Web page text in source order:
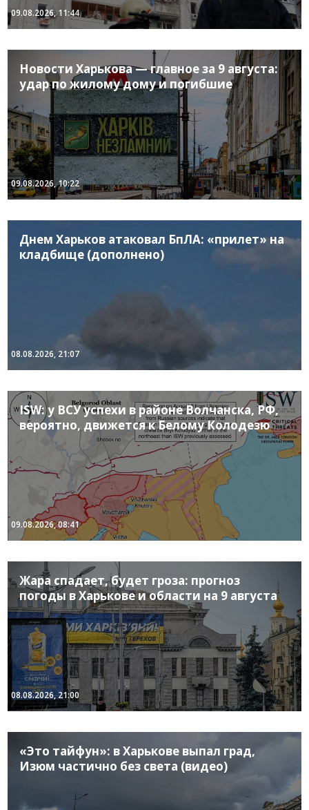
09.08.2026, 11:44
Новости Харькова — главное за 9 августа:
удар по жилому дому и погибшие
09.08.2026, 10:22
Днем Харьков атаковал БпЛА: «прилет» на
кладбище (дополнено)
08.08.2026, 21:07
ISW: у ВСУ успехи в районе Волчанска, РФ,
вероятно, движется к Белому Колодезю
09.08.2026, 08:41
Жара спадает, будет гроза: прогноз
погоды в Харькове и области на 9 августа
08.08.2026, 21:00
«Это тайфун»: в Харькове выпал град,
Изюм частично без света (видео)